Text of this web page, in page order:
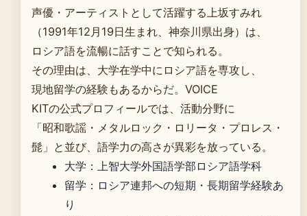
声優・アーティストとして活躍する上坂すみれ
（1991年12月19日生まれ、神奈川県出身）は、
ロシア語を流暢に話すことで知られる。
その理由は、大学在学中にロシア語を専攻し、
現地留学の経験もあるからだ。VOICE
KITの公式プロフィールでは、活動分野に
「昭和歌謡・メタルロック・ロリータ・プロレス・
髭」と並び、語学力の高さが異彩を放っている。
大学：上智大学外国語学部ロシア語学科
留学：ロシア連邦への短期・長期留学経験あ
り